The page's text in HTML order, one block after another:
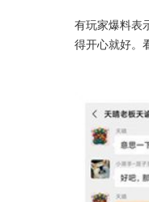
有玩家爆料表
得开心就好。